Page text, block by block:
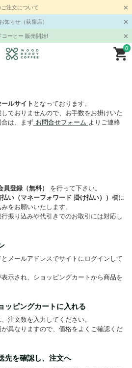
注文について
知らせ（荻窪店）
コーヒー 販売開始!
0
ルサイト となっております。
ておりませんので、お手数をお掛けいた
は、まず お問合せフォーム よりご連絡
員登録（無料）
を行って下さい。
い（マネーフォワード 掛け払い）） 欄に
をお願いいたします。
振り込みや代引きでのお取引には対応し
メールアドレスでサイトにログインして
示され、ショッピングカートから商品を
ッピングカートに入れる
注文数を入力してください。
異なりますので、価格をよくご確認くだ
先を確認し、注文へ